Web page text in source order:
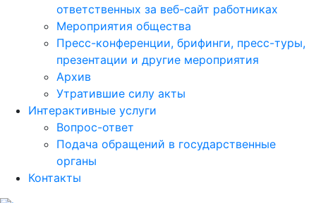
ответственных за веб-сайт работниках
Мероприятия общества
Пресс-конференции, брифинги, пресс-туры,
презентации и другие мероприятия
Архив
Утратившие силу акты
Интерактивные услуги
Вопрос-ответ
Подача обращений в государственные
органы
Контакты